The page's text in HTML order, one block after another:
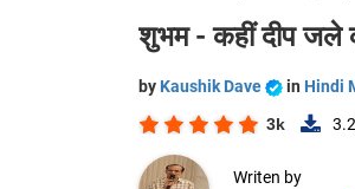
शुभम - कहीं दीप जले
by Kaushik Dave in Hindi
3k
Writen by